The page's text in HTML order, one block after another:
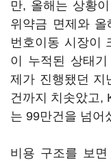
만, 올해는 상황
위약금 면제와
번호이동 시장이
이 누적된 상태
제가 진행됐던 지
건까지 치솟았고,
는 99만건을 넘어
비용 구조를 보면